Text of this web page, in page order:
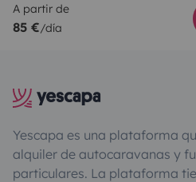
A partir de
85 €/día
Yescapa es una plataforma
alquiler de autocaravanas y
particulares. La plataforma